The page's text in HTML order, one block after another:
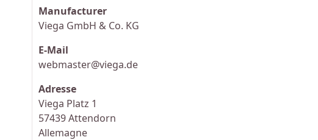
Manufacturer
Viega GmbH & Co. KG
E-Mail
webmaster@viega.de
Adresse
Viega Platz 1
57439 Attendorn
Allemagne